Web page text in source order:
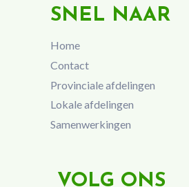
SNEL NAAR
Home
Contact
Provinciale afdelingen
Lokale afdelingen
Samenwerkingen
VOLG ONS